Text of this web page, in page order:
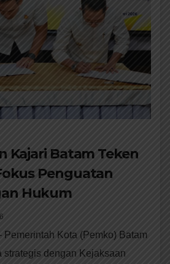
Kajari Batam Teken
Penguatan
Hukum
Pemerintah Kota (Pemko) Batam
strategis dengan Kejaksaan